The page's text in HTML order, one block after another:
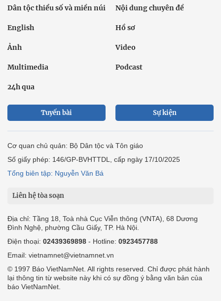
Dân tộc thiểu số và miền núi Nội dung chuyên đề
English Hồ sơ
Ảnh Video
Multimedia Podcast
24h qua
Tuyến bài Sự kiện
Cơ quan chủ quản: Bộ Dân tộc và Tôn giáo
Số giấy phép: 146/GP-BVHTTDL, cấp ngày 17/10/2025
Tổng biên tập: Nguyễn Văn Bá
Liên hệ tòa soạn
Địa chỉ: Tầng 18, Toà nhà Cục Viễn thông (VNTA), 68 Dương
Đình Nghệ, phường Cầu Giấy, TP. Hà Nội.
Điện thoại: 02439369898 - Hotline: 0923457788
Email: vietnamnet@vietnamnet.vn
© 1997 Báo VietNamNet. All rights reserved. Chỉ được phát hành
lại thông tin từ website này khi có sự đồng ý bằng văn bản của
báo VietNamNet.